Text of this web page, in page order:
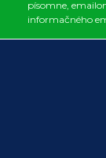
písomne,
informačného